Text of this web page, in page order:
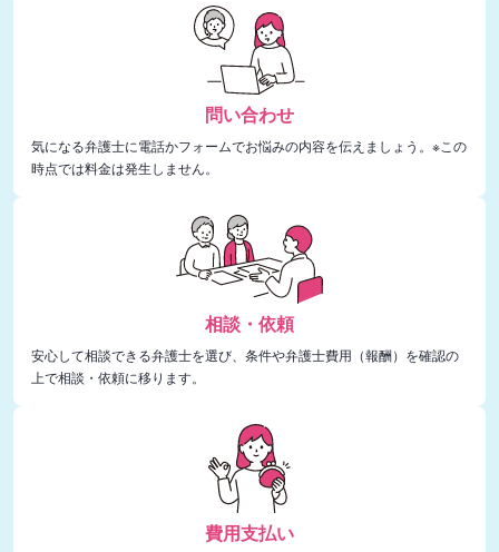
問い合わせ
気になる弁護士に電話かフォームでお悩みの内容を伝えましょう。※この
時点では料金は発生しません。
相談・依頼
安心して相談できる弁護士を選び、条件や弁護士費用（報酬）を確認の
上で相談・依頼に移ります。
費用支払い